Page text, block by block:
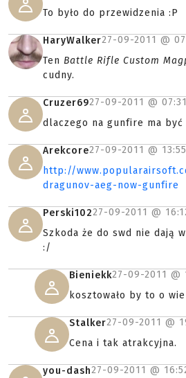
To było do przewidzenia :P
HaryWalker27-09-2011 @
Ten Battle Rifle Custom
cudny.
Cruzer6927-09-2011 @ 07:31
dlaczego na gunfire ma być
Arekcore27-09-2011 @ 13:55
http://
dragunov-aeg-now-gunfire
Perski10227-09-2011 @
Szkoda że do swd nie dają
:/
Bieniekk27-09-2011 @
kosztowało by to o
Stalker27-09-2011 @
Cena i tak atrakcyjna.
you-dash27-09-2011 @